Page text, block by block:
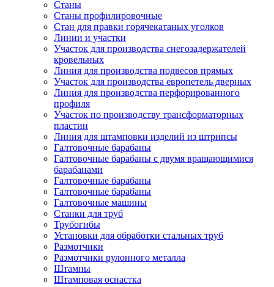
Станы
Станы профилировочные
Стан для правки горячекатаных уголков
Линии и участки
Участок для производства снегозадержателей
кровельных
Линия для производства подвесов прямых
Участок для производства европетель дверных
Линия для производства перфорированного
профиля
Участок по производству трансформаторных
пластин
Линия для штамповки изделий из штрипсы
Галтовочные барабаны
Галтовочные барабаны с двумя вращающимися
барабанами
Галтовочные барабаны
Галтовочные барабаны
Галтовочные машины
Станки для труб
Трубогибы
Установки для обработки стальных труб
Размотчики
Размотчики рулонного металла
Штампы
Штамповая оснастка